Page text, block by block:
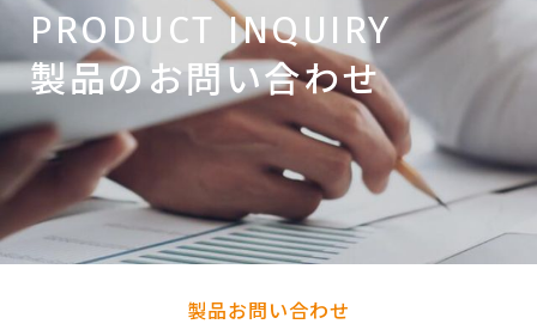
PRODUCT INQUIRY
製品のお問い合わせ
製品お問い合わせ